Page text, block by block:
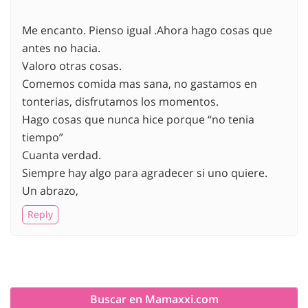
Me encanto. Pienso igual .Ahora hago cosas que
antes no hacia.
Valoro otras cosas.
Comemos comida mas sana, no gastamos en
tonterias, disfrutamos los momentos.
Hago cosas que nunca hice porque “no tenia
tiempo”
Cuanta verdad.
Siempre hay algo para agradecer si uno quiere.
Un abrazo,
Reply
Buscar en Mamaxxi.com